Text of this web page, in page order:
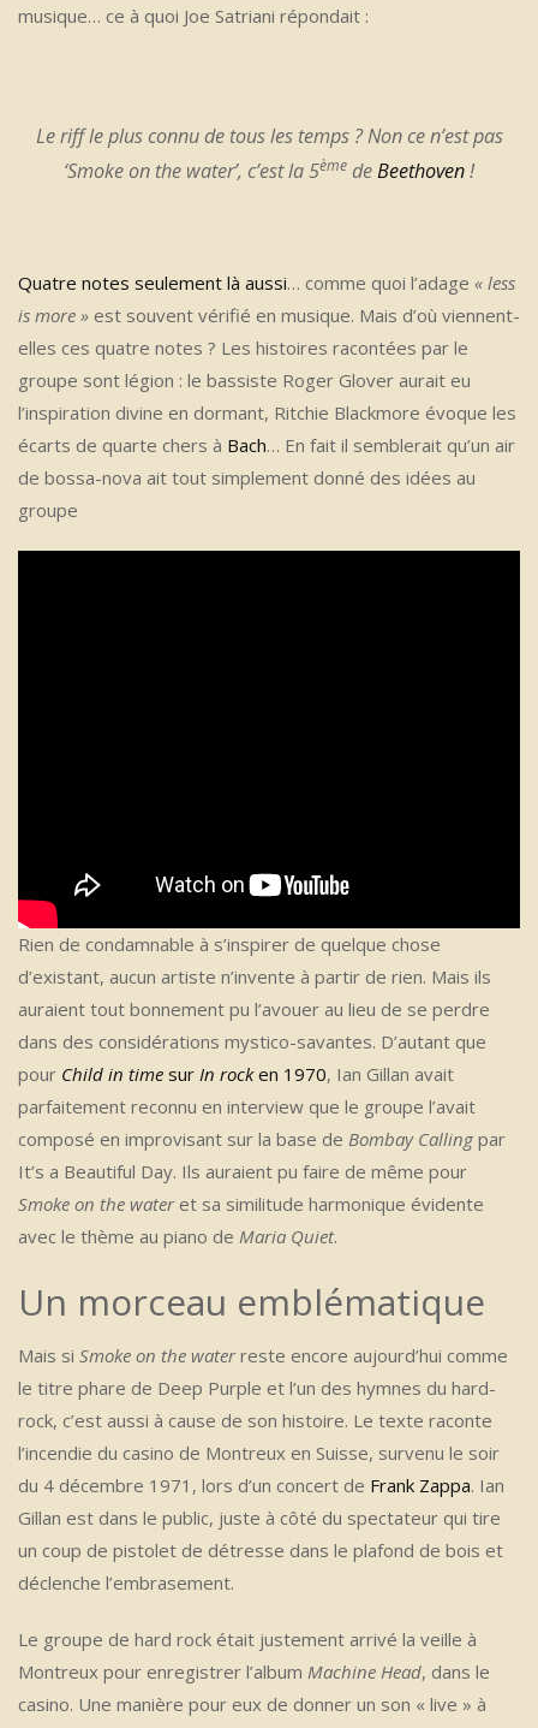
musique… ce à quoi Joe Satriani répondait :
Le riff le plus connu de tous les temps ? Non ce n’est pas
‘Smoke on the water’, c’est la 5ème deBeethoven!
Quatre notes seulement là aussi… comme quoi l’adage « less
is more » est souvent vérifié en musique. Mais d’où viennent-
elles ces quatre notes ? Les histoires racontées par le
groupe sont légion : le bassiste Roger Glover aurait eu
l’inspiration divine en dormant, Ritchie Blackmore évoque les
écarts de quarte chers à Bach… En fait il semblerait qu’un air
de bossa-nova ait tout simplement donné des idées au
groupe
Rien de condamnable à s’inspirer de quelque chose
d’existant, aucun artiste n’invente à partir de rien. Mais ils
auraient tout bonnement pu l’avouer au lieu de se perdre
dans des considérations mystico-savantes. D’autant que
pour Child in time sur In rocken 1970, Ian Gillan avait
parfaitement reconnu en interview que le groupe l’avait
composé en improvisant sur la base de Bombay Calling par
It’s a Beautiful Day. Ils auraient pu faire de même pour
Smoke on the wateret sa similitude harmonique évidente
avec le thème au piano de Maria Quiet.
Un morceau emblématique
Mais si Smoke on the waterreste encore aujourd’hui comme
le titre phare de Deep Purple et l’un des hymnes du hard-
rock, c’est aussi à cause de son histoire. Le texte raconte
l’incendie du casino de Montreux en Suisse, survenu le soir
du 4 décembre 1971, lors d’un concert de Frank Zappa. Ian
Gillan est dans le public, juste à côté du spectateur qui tire
un coup de pistolet de détresse dans le plafond de bois et
déclenche l’embrasement.
Le groupe de hard rock était justement arrivé la veille à
Montreux pour enregistrer l’album Machine Head, dans le
casino. Une manière pour eux de donner un son « live » à